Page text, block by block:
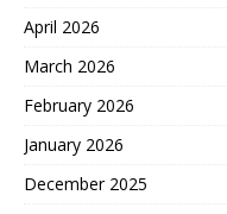
April 2026
March 2026
February 2026
January 2026
December 2025